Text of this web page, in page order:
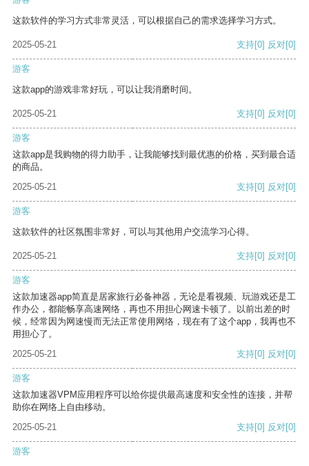
这款软件的学习方式非常灵活，可以根据自己的需求选择学习方式。
2025-05-21 支持[0] 反对[0]
游客
这款app的游戏非常好玩，可以让我消磨时间。
2025-05-21 支持[0] 反对[0]
游客
这款app是我购物的得力助手，让我能够找到最优惠的价格，买到最合适
的商品。
2025-05-21
支持[0] 反对[0]
游客
这款软件的社区氛围非常好，可以与其他用户交流学习心得。
2025-05-21 支持[0] 反对[0]
游客
这款加速器app简直是居家旅行必备神器，无论是看视频、玩游戏还是工
作办公，都能畅享高速网络，再也不用担心网速卡顿了。以前出差的时
候，经常因为网速慢而无法正常使用网络，现在有了这个app，我再也不
用担心了。
2025-05-21
支持[0] 反对[0]
游客
这款加速器VPM应用程序可以给你提供最高速度和安全性的连接，并帮
助你在网络上自由移动。
2025-05-21
支持[0] 反对[0]
游客